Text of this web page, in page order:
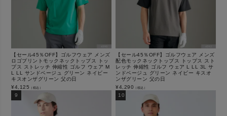
【セール45％OFF】ゴルフウェア メンズ
ロゴプリントモックネックトップス トッ
プス ストレッチ 伸縮性 ゴルフ ウェア M
L LL サンドベージュ グリーン ネイビー
キスオンザグリーン 父の日
¥4,125 （税込）
【セール45％OFF】ゴルフウェア メンズ
配色モックネックトップス トップス スト
レッチ 伸縮性 ゴルフ ウェア L LL 3L サ
ンドベージュ グリーン ネイビー キスオ
ンザグリーン 父の日
¥4,290 （税込）